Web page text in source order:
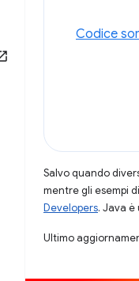
Codice
Salvo quando
mentre gli esempi
Developers. Java
Ultimo